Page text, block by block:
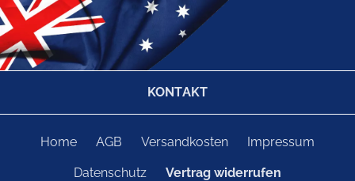
KONTAKT
Home AGB Versandkosten Impressum
Datenschutz Vertrag widerrufen